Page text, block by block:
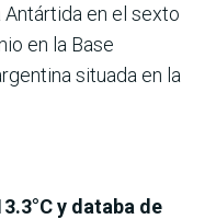
en el sexto
en la Base
situada en la
y databa de